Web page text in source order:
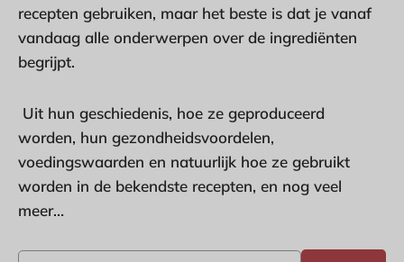
recepten gebruiken, maar het beste is dat je vanaf
vandaag alle onderwerpen over de ingrediënten
begrijpt.
Uit hun geschiedenis, hoe ze geproduceerd
worden, hun gezondheidsvoordelen,
voedingswaarden en natuurlijk hoe ze gebruikt
worden in de bekendste recepten, en nog veel
meer…